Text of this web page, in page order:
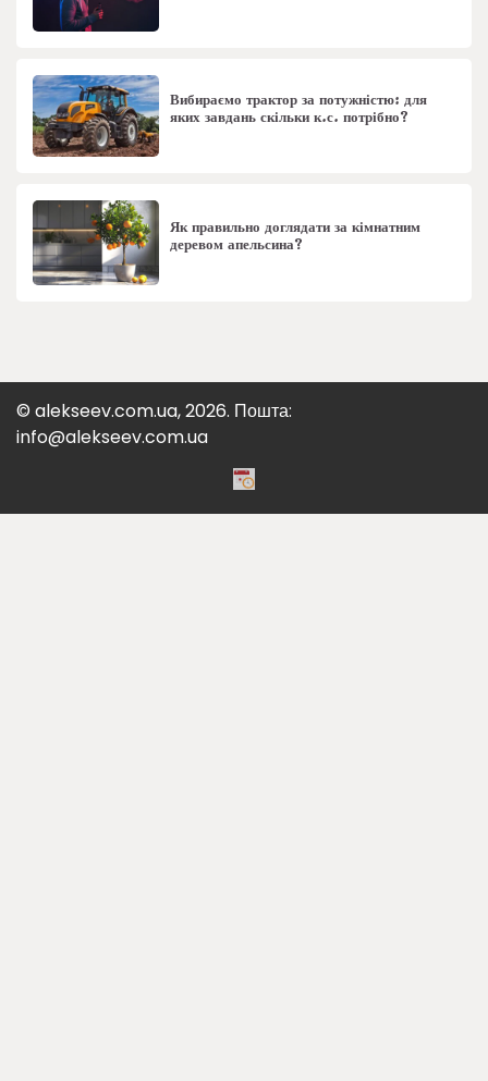
Вибираємо трактор за потужністю: для
яких завдань скільки к.с. потрібно?
Як правильно доглядати за кімнатним
деревом апельсина?
© alekseev.com.ua, 2026. Пошта:
info@alekseev.com.ua